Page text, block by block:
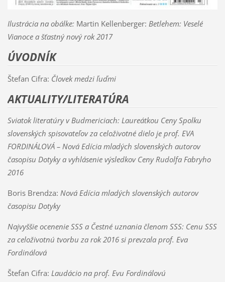
Ilustrácia na obálke: Martin Kellenberger: Betlehem: Veselé
Vianoce a šťastný nový rok 2017
ÚVODNÍK
Štefan Cifra: Človek medzi ľuďmi
AKTUALITY/LITERATÚRA
Sviatok literatúry v Budmericiach: Laureátkou Ceny Spolku
slovenských spisovateľov za celoživotné dielo je prof. EVA
FORDINÁLOVÁ – Nová Edícia mladých slovenských autorov
časopisu Dotyky a vyhlásenie výsledkov Ceny Rudolfa Fabryho
2016
Boris Brendza: Nová Edícia mladých slovenských autorov
časopisu Dotyky
Najvyššie ocenenie SSS a Čestné uznania členom SSS: Cenu SSS
za celoživotnú tvorbu za rok 2016 si prevzala prof. Eva
Fordinálová
Štefan Cifra: Laudácio na prof. Evu Fordinálovú